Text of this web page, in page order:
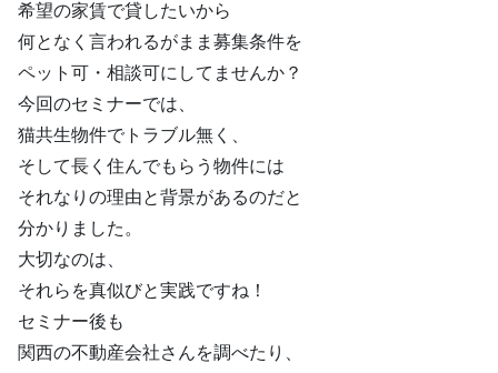
希望の家賃で貸したいから
何となく言われるがまま募集条件を
ペット可・相談可にしてませんか？
今回のセミナーでは、
猫共生物件でトラブル無く、
そして長く住んでもらう物件には
それなりの理由と背景があるのだと
分かりました。
大切なのは、
それらを真似びと実践ですね！
セミナー後も
関西の不動産会社さんを調べたり、